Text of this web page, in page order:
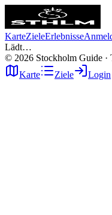
KarteZieleErlebnisse
Lädt…
© 2026 Stockholm Guide
Karte
Ziele Login